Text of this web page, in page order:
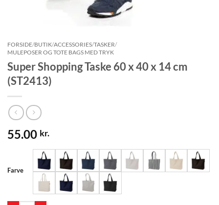
FORSIDE/BUTIK/ACCESSORIES/TASKER/
MULEPOSER OG TOTE BAGS MED TRYK
Super Shopping Taske 60 x 40 x 14 cm
(ST2413)
55.00 kr.
Farve